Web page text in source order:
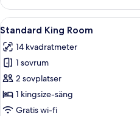
Single
Room
Öppna
alla
foton
för
Standard
King
Room
4
Standard King Room
14 kvadratmeter
1 sovrum
2 sovplatser
1 kingsize-säng
Gratis wi-fi